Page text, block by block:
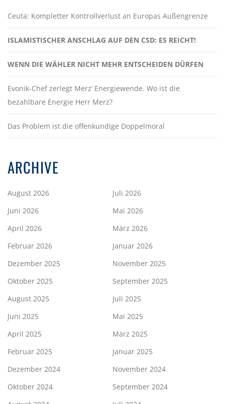
Ceuta: Kompletter Kontrollverlust an Europas Außengrenze
ISLAMISTISCHER ANSCHLAG AUF DEN CSD: ES REICHT!
WENN DIE WÄHLER NICHT MEHR ENTSCHEIDEN DÜRFEN
Evonik-Chef zerlegt Merz‘ Energiewende. Wo ist die
bezahlbare Energie Herr Merz?
Das Problem ist die offenkundige Doppelmoral
ARCHIVE
August 2026
Juli 2026
Juni 2026
Mai 2026
April 2026
März 2026
Februar 2026
Januar 2026
Dezember 2025
November 2025
Oktober 2025
September 2025
August 2025
Juli 2025
Juni 2025
Mai 2025
April 2025
März 2025
Februar 2025
Januar 2025
Dezember 2024
November 2024
Oktober 2024
September 2024